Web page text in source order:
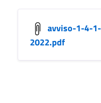
avviso-1-4-
2022.pdf